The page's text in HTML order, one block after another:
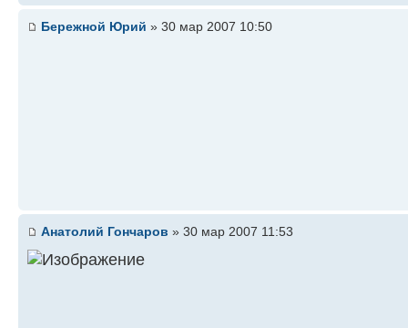
Бережной Юрий » 30 мар 2007 10:50
Анатолий Гончаров » 30 мар 2007 11:53